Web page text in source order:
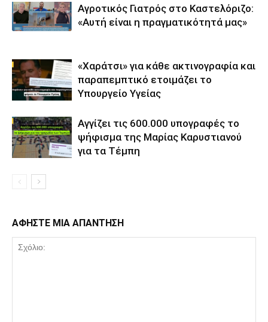
Αγροτικός Γιατρός στο Καστελόριζο:
«Αυτή είναι η πραγματικότητά μας»
«Χαράτσι» για κάθε ακτινογραφία και
παραπεμπτικό ετοιμάζει το
Υπουργείο Υγείας
Αγγίζει τις 600.000 υπογραφές το
ψήφισμα της Μαρίας Καρυστιανού
για τα Τέμπη
ΑΦΗΣΤΕ ΜΙΑ ΑΠΑΝΤΗΣΗ